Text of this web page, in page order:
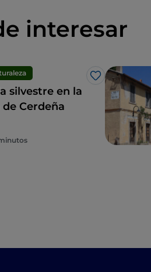
interesar
Me gusta
silvestre en la
de Cerdeña